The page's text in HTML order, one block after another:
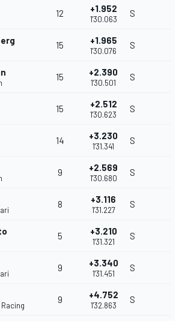
12 +1.952
1'30.063
S
15 +1.965
1'30.076
S
15 +2.390
1'30.501
S
15 +2.512
1'30.623
S
14 +3.230
1'31.341
S
9 +2.569
1'30.680
S
8 +3.116
1'31.227
S
5 +3.210
1'31.321
S
9 +3.340
1'31.451
S
9 +4.752
1'32.863
S